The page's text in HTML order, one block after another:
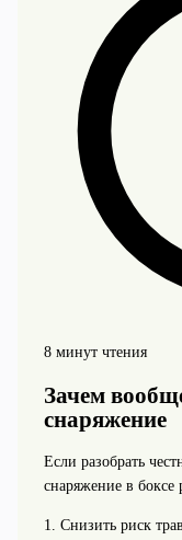
8 минут чтения
Зачем
снаряжение
Если разобрать
снаряжение в боксе
1. Снизить риск